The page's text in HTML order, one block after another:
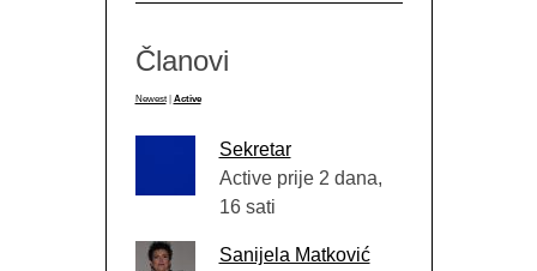
Članovi
Newest Active
Sekretar
Active prije 2 dana,
16 sati
Sanijela Matković